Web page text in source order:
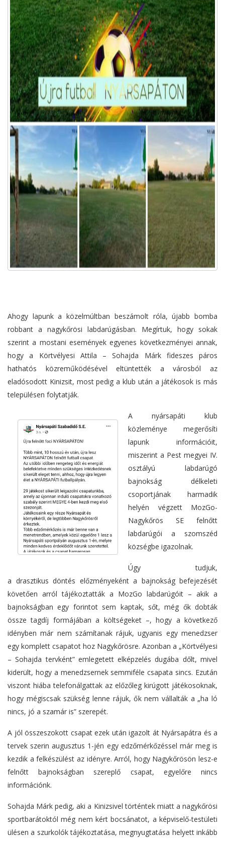
Ahogy lapunk a közelmúltban beszámolt róla, újabb bomba
robbant a nagykőrösi labdarúgásban. Megírtuk, hogy sokak
szerint a mostani események egyenes következményei annak,
hogy a Körtvélyesi Attila – Sohajda Márk fideszes páros
hathatós közreműködésével eltüntették a városból az
eladósodott Kinizsit, most pedig a klub után a játékosok is más
településen folytatják.
A nyársapáti klub
közleménye megerősíti
lapunk információit,
miszerint a Pest megyei IV.
osztályú labdarúgó
bajnokság délkeleti
csoportjának harmadik
helyén végzett MozGo-
Nagykőrös SE felnőtt
labdarúgói a szomszéd
községbe igazolnak.
Úgy tudjuk,
a drasztikus döntés előzményeként a bajnokság befejezését
követően arról tájékoztatták a MozGo labdarúgóit – akik a
bajnokságban egy forintot sem kaptak, sőt, még ők dobták
össze tagdíj formájában a költségeket –, hogy a következő
idényben már nem számítanak rájuk, ugyanis egy menedzser
egy komplett csapatot hoz Nagykőrösre. Azonban a „Körtvélyesi
– Sohajda tervként” emlegetett elképzelés dugába dőlt, mivel
kiderült, hogy a menedzsernek semmiféle csapata sincs. Ezután
viszont hiába telefonálgattak az előzőleg kirúgott játékosoknak,
hogy mégiscsak szükség lenne rájuk, ők nem vállalták a „ha ló
nincs, jó a szamár is” szerepét.
A jól összeszokott csapat ezek után igazolt át Nyársapátra és a
tervek szerin augusztus 1-jén egy edzőmérkőzéssel már meg is
kezdik a felkészülést az idényre. Arról, hogy Nagykőrösön lesz-e
felnőtt bajnokságban szereplő csapat, egyelőre nincs
információnk.
Sohajda Márk pedig, aki a Kinizsivel történtek miatt a nagykőrösi
sportbarátoktól még nem kért bocsánatot, a képviselő-testületi
ülésen a szurkolók tájékoztatása, megnyugtatása helyett inkább